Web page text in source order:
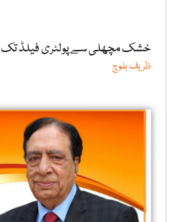
خشک مچھلی سے پولٹری فیلڈ تک،
ظریف بلوچ